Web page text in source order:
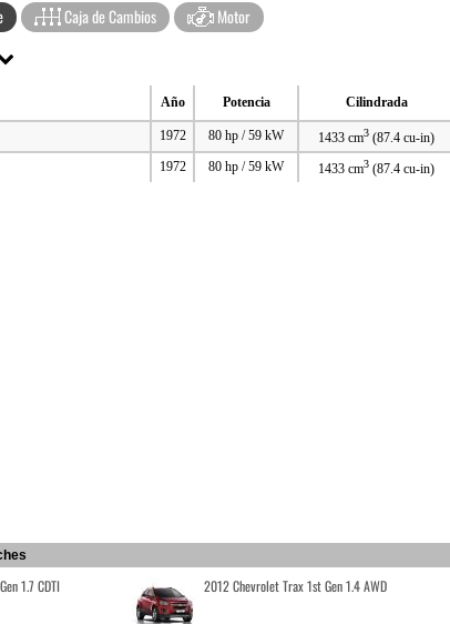
Caja de Cambios Motor
Año Potencia Cilindrada
1972 80 hp / 59 kW 1433 cm3 (87.4 cu-in)
1972 80 hp / 59 kW 1433 cm3 (87.4 cu-in)
1.7 CDTI 2012 Chevrolet Trax 1st Gen 1.4 AWD